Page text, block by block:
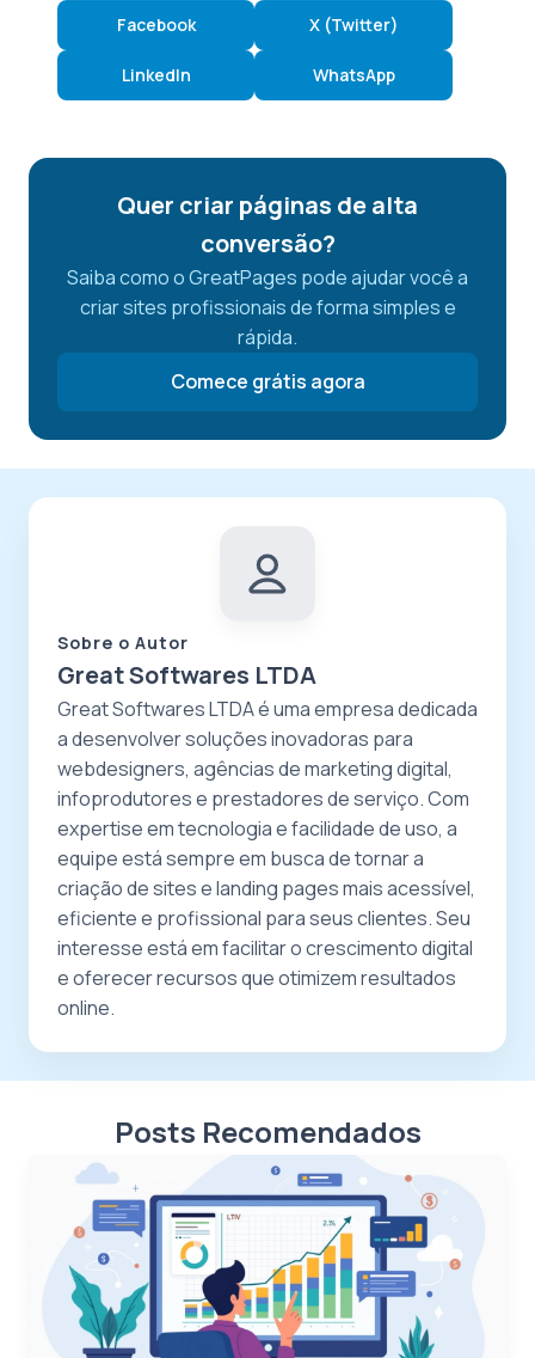
Facebook X (Twitter)
LinkedIn WhatsApp
Quer criar páginas de alta
conversão?
Saiba como o GreatPages pode ajudar você a
criar sites profissionais de forma simples e
rápida.
Comece grátis agora
Sobre o Autor
Great Softwares LTDA
Great Softwares LTDA é uma empresa dedicada
a desenvolver soluções inovadoras para
webdesigners, agências de marketing digital,
infoprodutores e prestadores de serviço. Com
expertise em tecnologia e facilidade de uso, a
equipe está sempre em busca de tornar a
criação de sites e landing pages mais acessível,
eficiente e profissional para seus clientes. Seu
interesse está em facilitar o crescimento digital
e oferecer recursos que otimizem resultados
online.
Posts Recomendados